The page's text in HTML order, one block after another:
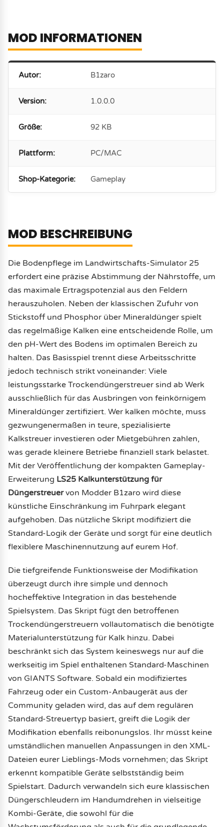
MOD INFORMATIONEN
Autor: B1zaro
Version: 1.0.0.0
Größe: 92 KB
Plattform: PC/MAC
Shop-Kategorie: Gameplay
MOD BESCHREIBUNG
Die Bodenpflege im Landwirtschafts-Simulator 25
erfordert eine präzise Abstimmung der Nährstoffe, um
das maximale Ertragspotenzial aus den Feldern
herauszuholen. Neben der klassischen Zufuhr von
Stickstoff und Phosphor über Mineraldünger spielt
das regelmäßige Kalken eine entscheidende Rolle, um
den pH-Wert des Bodens im optimalen Bereich zu
halten. Das Basisspiel trennt diese Arbeitsschritte
jedoch technisch strikt voneinander: Viele
leistungsstarke Trockendüngerstreuer sind ab Werk
ausschließlich für das Ausbringen von feinkörnigem
Mineraldünger zertifiziert. Wer kalken möchte, muss
gezwungenermaßen in teure, spezialisierte
Kalkstreuer investieren oder Mietgebühren zahlen,
was gerade kleinere Betriebe finanziell stark belastet.
Mit der Veröffentlichung der kompakten Gameplay-
Erweiterung LS25 Kalkunterstützung für
Düngerstreuervon Modder B1zaro wird diese
künstliche Einschränkung im Fuhrpark elegant
aufgehoben. Das nützliche Skript modifiziert die
Standard-Logik der Geräte und sorgt für eine deutlich
flexiblere Maschinennutzung auf eurem Hof.
Die tiefgreifende Funktionsweise der Modifikation
überzeugt durch ihre simple und dennoch
hocheffektive Integration in das bestehende
Spielsystem. Das Skript fügt den betroffenen
Trockendüngerstreuern vollautomatisch die benötigte
Materialunterstützung für Kalk hinzu. Dabei
beschränkt sich das System keineswegs nur auf die
werkseitig im Spiel enthaltenen Standard-Maschinen
von GIANTS Software. Sobald ein modifiziertes
Fahrzeug oder ein Custom-Anbaugerät aus der
Community geladen wird, das auf dem regulären
Standard-Streuertyp basiert, greift die Logik der
Modifikation ebenfalls reibonungslos. Ihr müsst keine
umständlichen manuellen Anpassungen in den XML-
Dateien eurer Lieblings-Mods vornehmen; das Skript
erkennt kompatible Geräte selbstständig beim
Spielstart. Dadurch verwandeln sich eure klassischen
Düngerschleudern im Handumdrehen in vielseitige
Kombi-Geräte, die sowohl für die